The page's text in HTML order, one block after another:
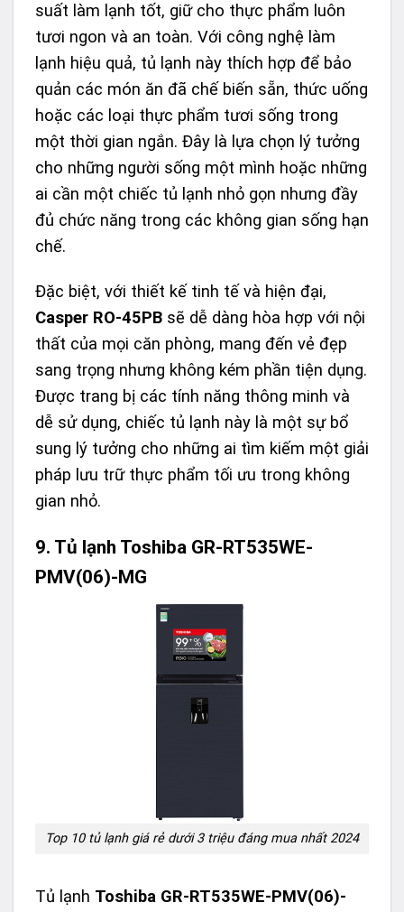
suất làm lạnh tốt, giữ cho thực phẩm luôn
tươi ngon và an toàn. Với công nghệ làm
lạnh hiệu quả, tủ lạnh này thích hợp để bảo
quản các món ăn đã chế biến sẵn, thức uống
hoặc các loại thực phẩm tươi sống trong
một thời gian ngắn. Đây là lựa chọn lý tưởng
cho những người sống một mình hoặc những
ai cần một chiếc tủ lạnh nhỏ gọn nhưng đầy
đủ chức năng trong các không gian sống hạn
chế.
Đặc biệt, với thiết kế tinh tế và hiện đại,
Casper RO-45PB sẽ dễ dàng hòa hợp với nội
thất của mọi căn phòng, mang đến vẻ đẹp
sang trọng nhưng không kém phần tiện dụng.
Được trang bị các tính năng thông minh và
dễ sử dụng, chiếc tủ lạnh này là một sự bổ
sung lý tưởng cho những ai tìm kiếm một giải
pháp lưu trữ thực phẩm tối ưu trong không
gian nhỏ.
9. Tủ lạnh Toshiba GR-RT535WE-
PMV(06)-MG
Top 10 tủ lạnh giá rẻ dưới 3 triệu đáng mua nhất 2024
Tủ lạnh Toshiba GR-RT535WE-PMV(06)-